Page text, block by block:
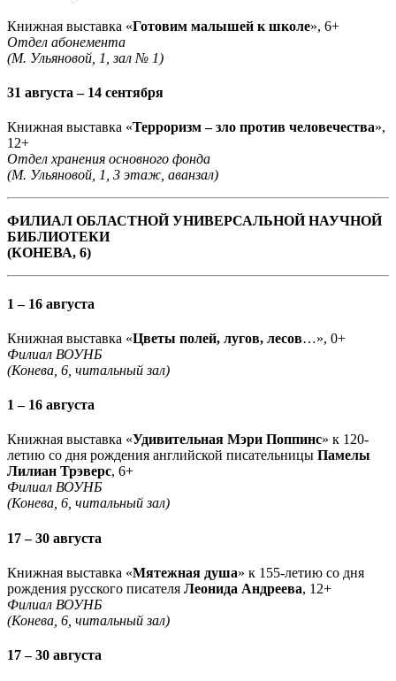
Книжная выставка «Готовим малышей к школе», 6+
Отдел абонемента
(М. Ульяновой, 1, зал № 1)
31 августа – 14 сентября
Книжная выставка «Терроризм – зло против человечества»,
12+
Отдел хранения основного фонда
(М. Ульяновой, 1, 3 этаж, аванзал)
ФИЛИАЛ ОБЛАСТНОЙ УНИВЕРСАЛЬНОЙ НАУЧНОЙ
БИБЛИОТЕКИ
(КОНЕВА, 6)
1 – 16 августа
Книжная выставка «Цветы полей, лугов, лесов…», 0+
Филиал ВОУНБ
(Конева, 6, читальный зал)
1 – 16 августа
Книжная выставка «Удивительная Мэри Поппинс» к 120-
летию со дня рождения английской писательницы Памелы
Лилиан Трэверс, 6+
Филиал ВОУНБ
(Конева, 6, читальный зал)
17 – 30 августа
Книжная выставка «Мятежная душа» к 155-летию со дня
рождения русского писателя Леонида Андреева, 12+
Филиал ВОУНБ
(Конева, 6, читальный зал)
17 – 30 августа